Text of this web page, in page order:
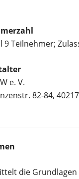
9 Teilnehmer;
e. V.
82-84,
die